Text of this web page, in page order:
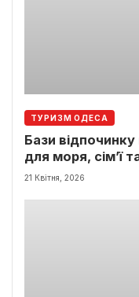
ТУРИЗМ ОДЕСА
Бази відпочинку
для моря, сім’ї
21 Квітня, 2026